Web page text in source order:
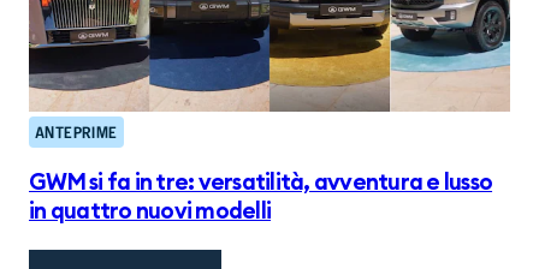
ANTEPRIME
GWM si fa in tre: versatilità, avventura e lusso
in quattro nuovi modelli